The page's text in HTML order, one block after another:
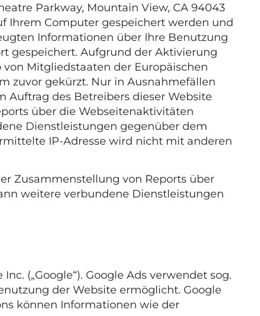
Parkway, Mountain View, CA 94043
Ihrem Computer gespeichert werden und
Informationen über Ihre Benutzung
gespeichert. Aufgrund der Aktivierung
Mitgliedstaaten der Europäischen
zuvor gekürzt. Nur in Ausnahmefällen
Auftrag des Betreibers dieser Website
über die Webseitenaktivitäten
Dienstleistungen gegenüber dem
IP-Adresse wird nicht mit anderen
Zusammenstellung von Reports über
weitere verbundene Dienstleistungen
(„Google“). Google Ads verwendet sog.
der Website ermöglicht. Google
können Informationen wie der